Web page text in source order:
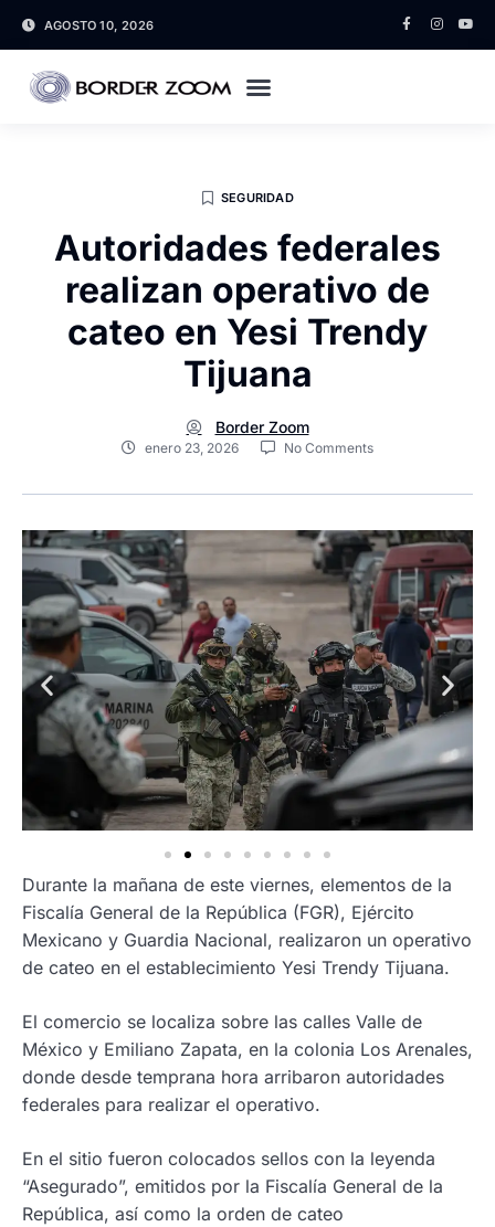
AGOSTO 10, 2026
SEGURIDAD
Autoridades federales
realizan operativo de
cateo en Yesi Trendy
Tijuana
Border Zoom
enero 23, 2026 No Comments
Durante la mañana de este viernes, elementos de la
Fiscalía General de la República (FGR), Ejército
Mexicano y Guardia Nacional, realizaron un operativo
de cateo en el establecimiento Yesi Trendy Tijuana.
El comercio se localiza sobre las calles Valle de
México y Emiliano Zapata, en la colonia Los Arenales,
donde desde temprana hora arribaron autoridades
federales para realizar el operativo.
En el sitio fueron colocados sellos con la leyenda
“Asegurado”, emitidos por la Fiscalía General de la
República, así como la orden de cateo